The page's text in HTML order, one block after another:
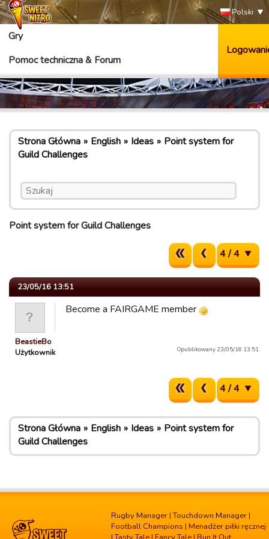
Polski
Gry
Pomoc techniczna & Forum
Strona Główna English Ideas
Point system for
Guild Challenges
Point system for Guild Challenges
4 / 4
23/05/16 13:51
BeastieBoys
Użytkownik
Become a FAIRGAME member
Opublikowany 23/05/16 13:51.
4 / 4
Strona Główna English Ideas
Point system for
Guild Challenges
Rugby Manager |Touchdown Manager |
Football Champions | Menadżer piłki ręcznej